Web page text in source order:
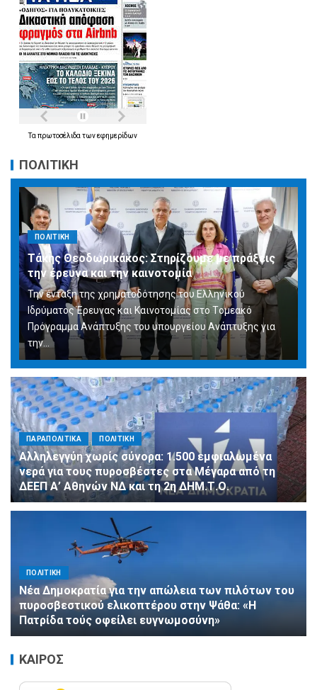
Ταπρωτοσέλιδατωνεφημερίδων
ΠΟΛΙΤΙΚΗ
ΠΟΛΙΤΙΚΗ
Τάκης Θεοδωρικάκος: Στηρίζουμε με πράξεις
την έρευνα και την καινοτομία
Την ένταξη της χρηματοδότησης του Ελληνικού
Ιδρύματος Έρευνας και Καινοτομίας στο Tομεακό
Πρόγραμμα Ανάπτυξης του υπουργείου Ανάπτυξης για
την…
ΠΑΡΑΠΟΛΙΤΙΚΑ ΠΟΛΙΤΙΚΗ
Αλληλεγγύη χωρίς σύνορα: 1.500 εμφιαλωμένα
νερά για τους πυροσβέστες στα Μέγαρα από τη
ΔΕΕΠ Α’ Αθηνών ΝΔ και τη 2η ΔΗΜ.Τ.Ο.
ΠΟΛΙΤΙΚΗ
Νέα Δημοκρατία για την απώλεια των πιλότων του
πυροσβεστικού ελικοπτέρου στην Ψάθα: «Η
Πατρίδα τούς οφείλει ευγνωμοσύνη»
ΚΑΙΡΟΣ